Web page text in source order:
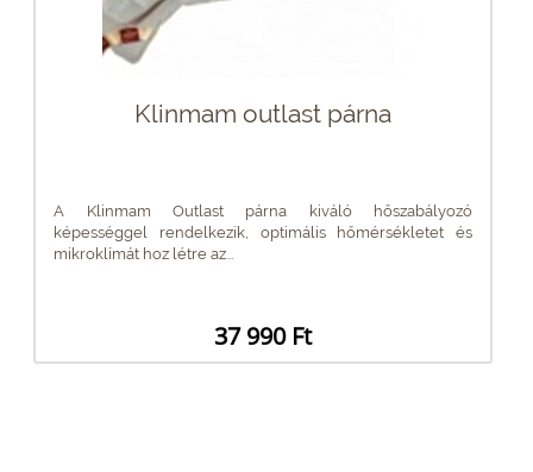
Klinmam outlast párna
A Klinmam Outlast párna kiváló hőszabályozó
képességgel rendelkezik, optimális hőmérsékletet és
mikroklímát hoz létre az...
37 990 Ft